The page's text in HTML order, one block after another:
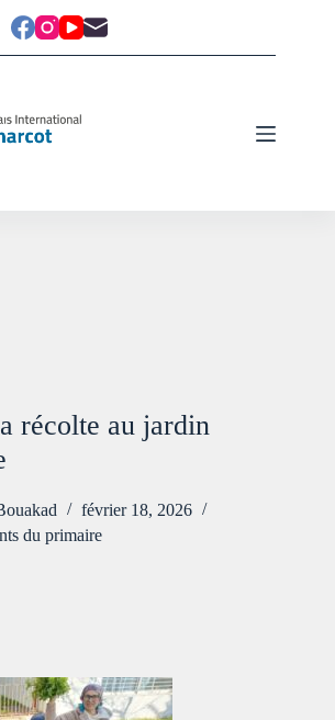
récolte au jardin
février 18, 2026
du primaire